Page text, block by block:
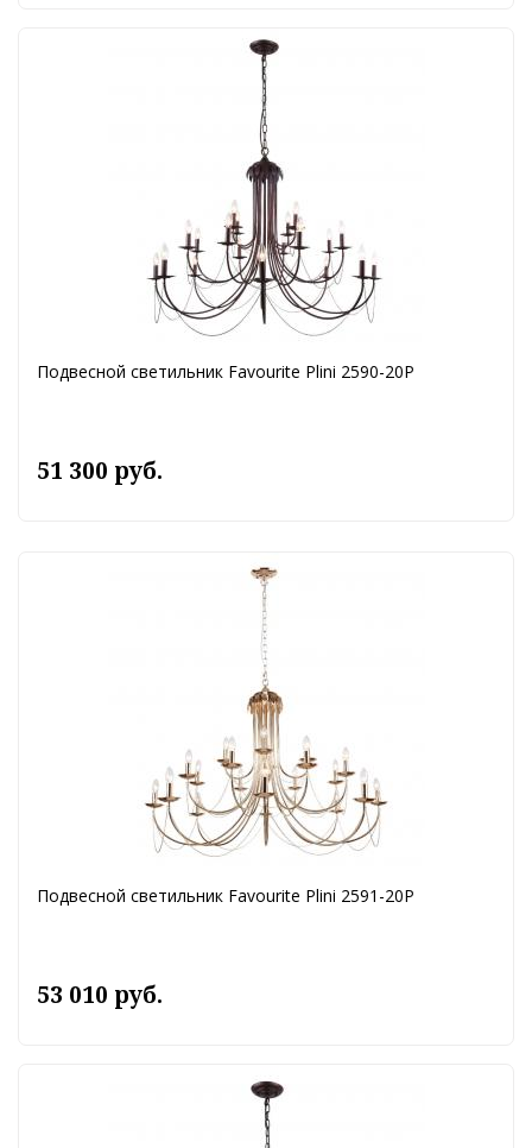
Подвесной светильник Favourite Plini 2590-20P
51 300 руб.
Подвесной светильник Favourite Plini 2591-20P
53 010 руб.